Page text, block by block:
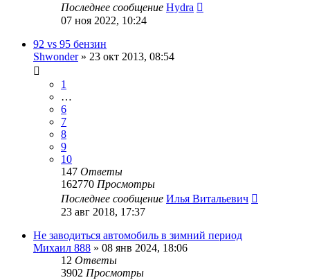
Последнее сообщение Hydra
07 ноя 2022, 10:24
92 vs 95 бензин
Shwonder» 23 окт 2013, 08:54
1
…
6
7
8
9
10
147 Ответы
162770 Просмотры
Последнее сообщение Илья Витальевич
23 авг 2018, 17:37
Не заводиться автомобиль в зимний период
Михаил 888 » 08 янв 2024, 18:06
12 Ответы
3902 Просмотры